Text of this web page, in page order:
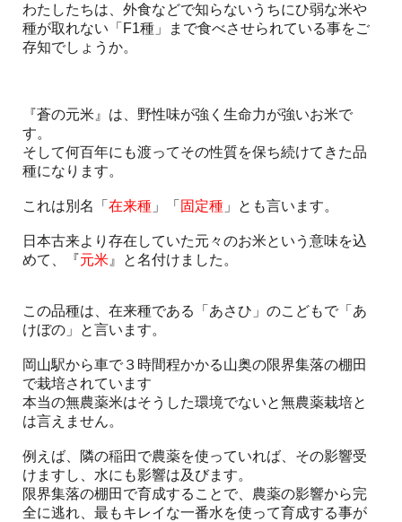
わたしたちは、外食などで知らないうちにひ弱な米や
種が取れない「F1種」まで食べさせられている事をご
存知でしょうか。
『蒼の元米』は、野性味が強く生命力が強いお米で
す。
そして何百年にも渡ってその性質を保ち続けてきた品
種になります。
これは別名「 在来種 」「 固定種 」とも言います。
日本古来より存在していた元々のお米という意味を込
めて、『元米 』と名付けました。
この品種は、在来種である「あさひ」のこどもで「あ
けぼの」と言います。
岡山駅から車で３時間程かかる山奥の限界集落の棚田
で栽培されています
本当の無農薬米はそうした環境でないと無農薬栽培と
は言えません。
例えば、隣の稲田で農薬を使っていれば、その影響受
けますし、水にも影響は及びます。
限界集落の棚田で育成することで、農薬の影響から完
全に逃れ、最もキレイな一番水を使って育成する事が